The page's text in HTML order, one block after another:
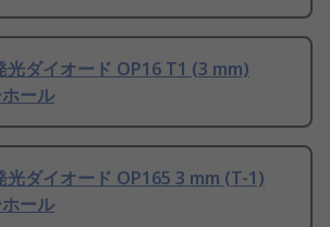
ダイオード OP16 T1 (3 mm)
ール
ダイオード OP165 3 mm (T-1)
ール